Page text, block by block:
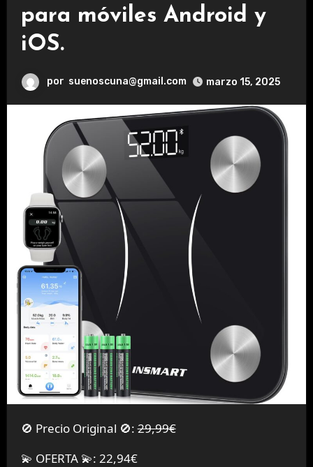
para móviles Android y
iOS.
por suenoscuna@gmail.com marzo 15, 2025
🚫 Precio Original 🚫:29,99€
💫 OFERTA 💫: 22,94€